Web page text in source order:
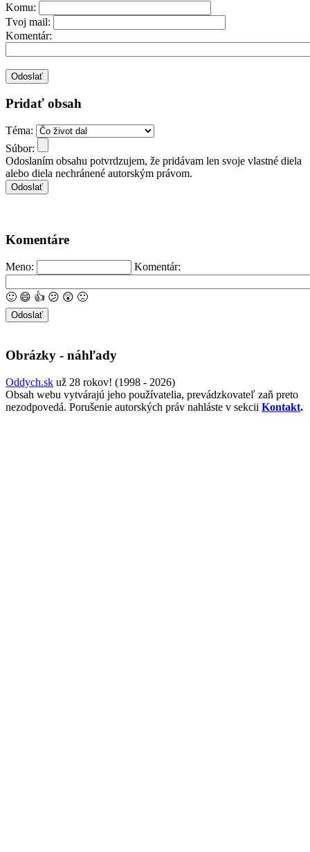
Komu:
Tvoj mail:
Komentár:
Pridať obsah
Téma:
Súbor:
Odoslaním obsahu potvrdzujem, že pridávam len svoje vlastné diela
alebo diela nechránené autorským právom.
Komentáre
Meno: Komentár:
🙂 😄 👍 😕 😲 🙁
Obrázky - náhľady
Oddych.sk už 28 rokov! (1998 - 2026)
Obsah webu vytvárajú jeho používatelia, prevádzkovateľ zaň preto
nezodpovedá. Porušenie autorských práv nahláste v sekcii Kontakt.